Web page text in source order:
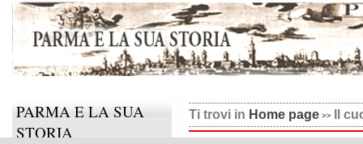
Ti trovi in Home page Il
PARMA E LA SUA
STORIA